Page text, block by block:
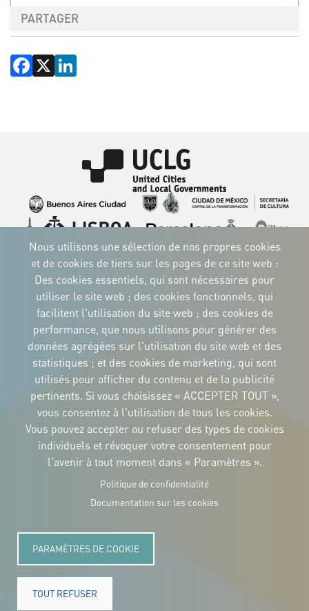
PARTAGER
Facebook
X
Image
Image
Image
ImageImage Image
Image
ImageImageImage
IDENTITÉ CORPORTATIVE
Téléchargez
les logos et le
manuel
NEWSLETTER
Carrer Avinyó, 15
culture@uclg.org
Nous utilisons une sélection de nos propres cookies
et de cookies de tiers sur les pages de ce site web :
Des cookies essentiels, qui sont nécessaires pour
utiliser le site web ; des cookies fonctionnels, qui
facilitent l'utilisation du site web ; des cookies de
performance, que nous utilisons pour générer des
données agrégées sur l'utilisation du site web et des
statistiques ; et des cookies de marketing, qui sont
utilisés pour afficher du contenu et de la publicité
pertinents. Si vous choisissez « ACCEPTER TOUT »,
vous consentez à l'utilisation de tous les cookies.
Vous pouvez accepter ou refuser des types de cookies
individuels et révoquer votre consentement pour
l'avenir à tout moment dans « Paramètres ».
Politique de confidentialité
Documentation sur les cookies
PARAMÈTRES DE COOKIE
TOUT REFUSER